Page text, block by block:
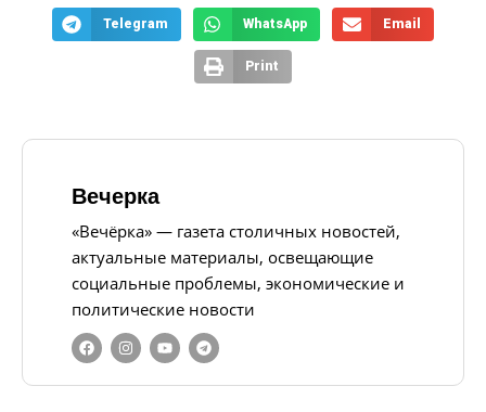
Telegram WhatsApp Email
Print
Вечерка
«Вечёрка» — газета столичных новостей,
актуальные материалы, освещающие
социальные проблемы, экономические и
политические новости